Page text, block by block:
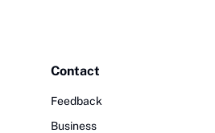
Contact
Feedback
Business